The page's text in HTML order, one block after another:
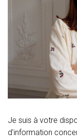
Je suis à votre
d'information